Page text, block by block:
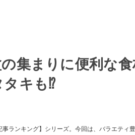
集まりに便利な
タキも⁉
ランキング】シリーズ。今回は、バラエティ